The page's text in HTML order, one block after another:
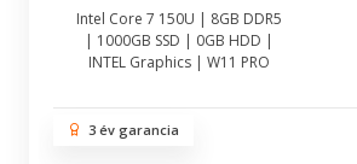
Intel Core 7 150U | 8GB DDR5
| 1000GB SSD | 0GB HDD |
INTEL Graphics | W11 PRO
3 év garancia